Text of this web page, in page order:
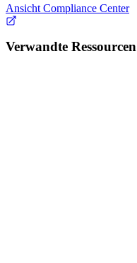
Ansicht Compliance Center
Verwandte Ressourcen